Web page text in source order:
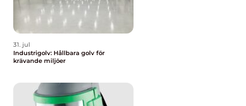
31. jul
Industrigolv: Hållbara golv för
krävande miljöer